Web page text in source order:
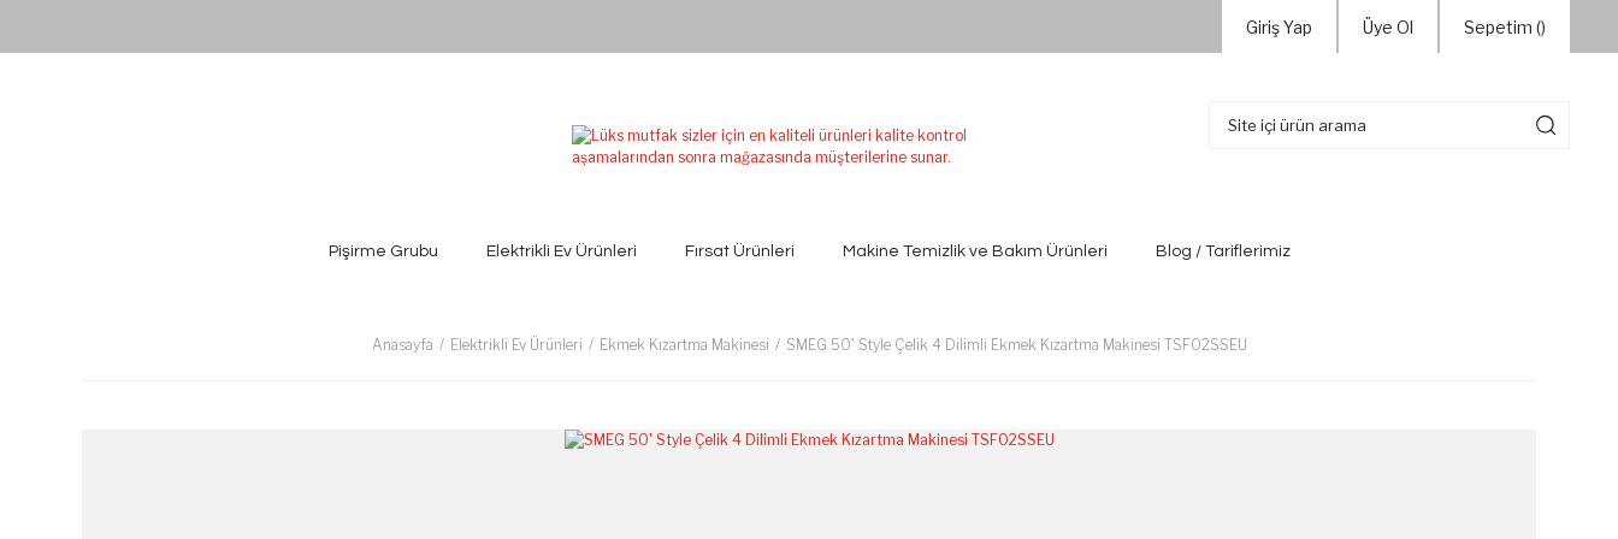
Giriş Yap Üye Ol Sepetim ()
Pişirme Grubu Elektrikli Ev Ürünleri Fırsat Ürünleri Makine Temizlik ve Bakım Ürünleri Blog / Tariflerimiz
Anasayfa Elektrikli Ev Ürünleri Ekmek Kızartma Makinesi SMEG 50' Style Çelik 4 Dilimli Ekmek Kızartma Makinesi TSF02SSEU